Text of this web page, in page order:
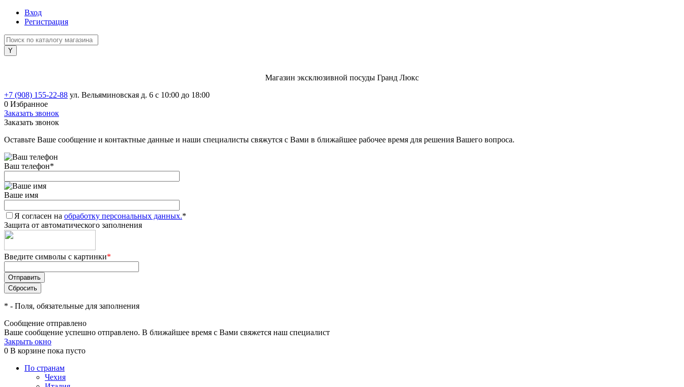
Вход
Регистрация
Магазин эксклюзивной посуды Гранд Люкс
+7 (908) 155-22-88 ул. Вельяминовская д. 6 с 10:00 до 18:00
0 Избранное
Заказать звонок
Заказать звонок
Оставьте Ваше сообщение и контактные данные и наши специалисты свяжутся с Вами в ближайшее рабочее время для решения Вашего вопроса.
Ваш телефон*
Ваше имя
Я согласен на обработку персональных данных.*
Защита от автоматического заполнения
Введите символы с картинки*
* - Поля, обязательные для заполнения
Сообщение отправлено
Ваше сообщение успешно отправлено. В ближайшее время с Вами свяжется наш специалист
Закрыть окно
0 В корзине пока пусто
По странам
Чехия